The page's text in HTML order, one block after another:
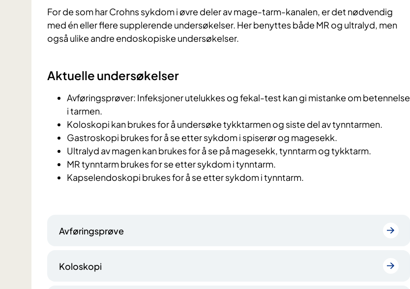
For de som har Crohns sykdom i øvre deler av mage-tarm-kanalen, er det nødvendig
med én eller flere supplerende undersøkelser. Her benyttes både MR og ultralyd, men
også ulike andre endoskopiske undersøkelser.
Aktuelle undersøkelser
Avføringsprøver: Infeksjoner utelukkes og fekal-test kan gi mistanke om betennelse
i tarmen.
Koloskopi kan brukes for å undersøke tykktarmen og siste del av tynntarmen.
Gastroskopi brukes for å se etter sykdom i spiserør og magesekk.
Ultralyd av magen kan brukes for å se på magesekk, tynntarm og tykktarm.
MR tynntarm brukes for se etter sykdom i tynntarm.
Kapselendoskopi brukes for å se etter sykdom i tynntarm.
Avføringsprøve
Koloskopi